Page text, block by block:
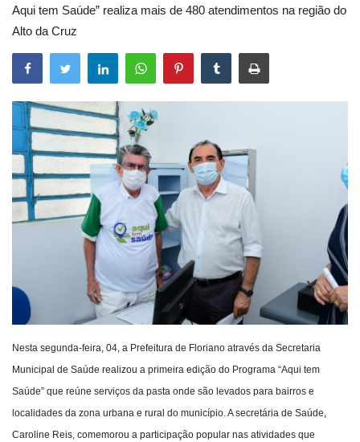
Mural de Licitações
Notícias
Vídeos
Webmail
Contato
Aqui tem Saúde” realiza mais de 480 atendimentos na região do
Alto da Cruz
Nesta segunda-feira, 04, a Prefeitura de Floriano através da Secretaria
Municipal de Saúde realizou a primeira edição do Programa “Aqui tem
Saúde” que reúne serviços da pasta onde são levados para bairros e
localidades da zona urbana e rural do município. A secretária de Saúde,
Caroline Reis, comemorou a participação popular nas atividades que